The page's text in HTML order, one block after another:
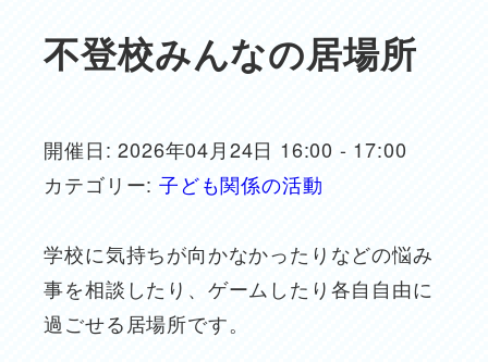
不登校みんなの居場所
開催日: 2026年04月24日 16:00 - 17:00
カテゴリー: 子ども関係の活動
学校に気持ちが向かなかったりなどの悩み
事を相談したり、ゲームしたり各自自由に
過ごせる居場所です。